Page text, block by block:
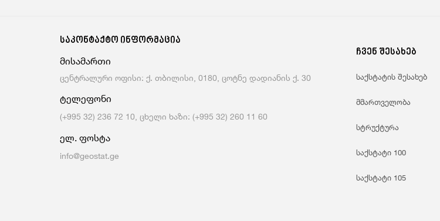
საკონტაქტო ინფორმაცია
მისამართი
ცენტრალური ოფისი: ქ. თბილისი, 0180, ცოტნე დადიანის ქ. 30
ტელეფონი
(+995 32) 236 72 10, ცხელი ხაზი: (+995 32) 260 11 60
ელ. ფოსტა
info@geostat.ge
ჩვენ შესახებ
საქსტატის შესახებ
მმართველობა
სტრუქტურა
საქსტატი 100
საქსტატი 105